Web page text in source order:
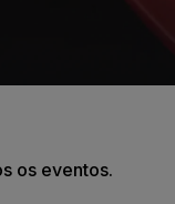
os eventos.